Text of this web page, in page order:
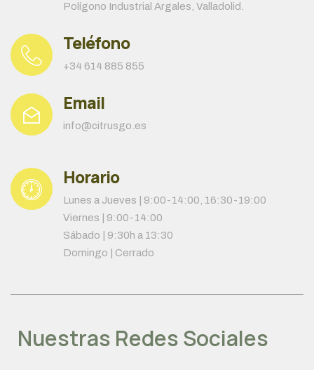
Polígono Industrial Argales, Valladolid.
Teléfono
+34 614 885 855
Email
info@citrusgo.es
Horario
Lunes a Jueves | 9:00-14:00, 16:30-19:00
Viernes | 9:00-14:00
Sábado | 9:30h a 13:30
Domingo | Cerrado
Nuestras Redes Sociales